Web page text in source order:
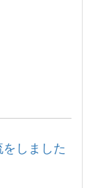
しました